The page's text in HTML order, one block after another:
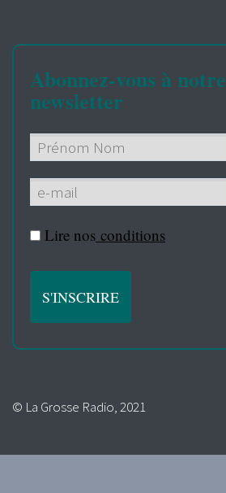
Abonnez-vous à notre
newsletter
Lire nos conditions
© La Grosse Radio, 2021